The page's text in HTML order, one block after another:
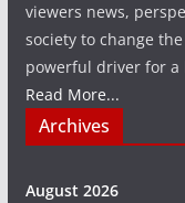
viewers news,
society to change
powerful driver for
Read More...
Archives
August 2026